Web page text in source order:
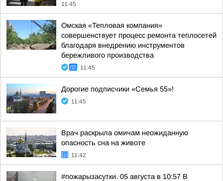
11:45
Омская «Тепловая компания»
совершенствует процесс ремонта теплосетей
благодаря внедрению инструментов
бережливого производства
11:45
Дорогие подписчики «Семья 55»!
11:45
Врач раскрыла омичам неожиданную
опасность сна на животе
11:42
#пожарызасутки. 05 августа в 10:57 В